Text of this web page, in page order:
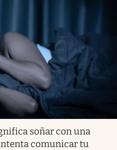
soñar con una
comunicar tu